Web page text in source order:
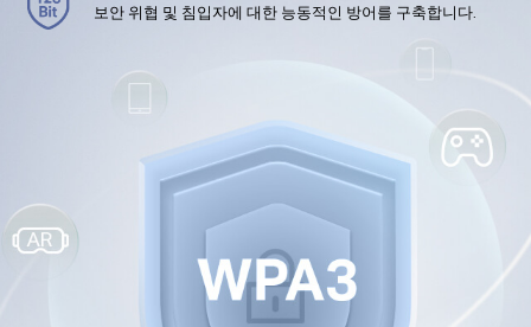
보안 위협 및 침입자에 대한 능동적인 방어를 구축합니다.